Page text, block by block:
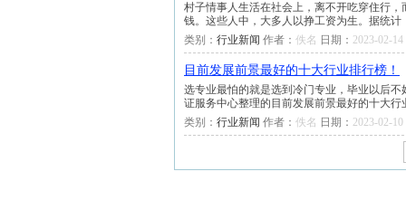
村子情事人生活在社会上，离不开吃穿住行
钱。这些人中，大多人以挣工资为生。据统
类别： 行业新闻 作者： 佚名 日期： 2023-02-
目前发展前景最好的十大行业排行榜！
选专业最怕的就是选到冷门专业，毕业以后
证服务中心整理的目前发展前景最好的十大
类别： 行业新闻 作者： 佚名 日期： 2023-02-